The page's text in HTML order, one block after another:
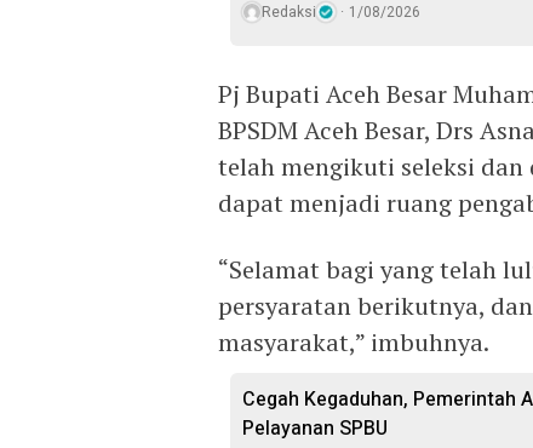
Redaksi 1/08/2026
Pj Bupati Aceh Besar
BPSDM Aceh Besar, Drs
telah mengikuti seleksi dan
dapat menjadi ruang
“Selamat bagi yang telah
persyaratan berikutnya,
masyarakat,” imbuhnya.
Cegah Kegaduhan, Pemerintah
Pelayanan SPBU